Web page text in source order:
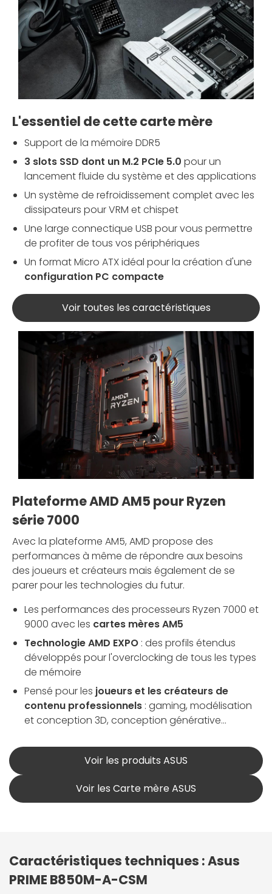
L'essentiel de cette carte mère
Support de la mémoire DDR5
3 slots SSD dont un M.2 PCIe 5.0 pour un
lancement fluide du système et des applications
Un système de refroidissement complet avec les
dissipateurs pour VRM et chispet
Une large connectique USB pour vous permettre
de profiter de tous vos périphériques
Un format Micro ATX idéal pour la création d'une
configuration PC compacte
Voir toutes les caractéristiques
Plateforme AMD AM5 pour Ryzen
série 7000
Avec la plateforme AM5, AMD propose des
performances à même de répondre aux besoins
des joueurs et créateurs mais également de se
parer pour les technologies du futur.
Les performances des processeurs Ryzen 7000 et
9000 avec les cartes mères AM5
Technologie AMD EXPO : des profils étendus
développés pour l'overclocking de tous les types
de mémoire
Pensé pour les joueurs et les créateurs de
contenu professionnels : gaming, modélisation
et conception 3D, conception générative...
Voir les produits ASUS
Voir les Carte mère ASUS
Caractéristiques techniques : Asus
PRIME B850M-A-CSM